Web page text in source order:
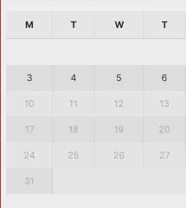
M T W T
3 4 5 6
10 11 12 13
17 18 19 20
24 25 26 27
31